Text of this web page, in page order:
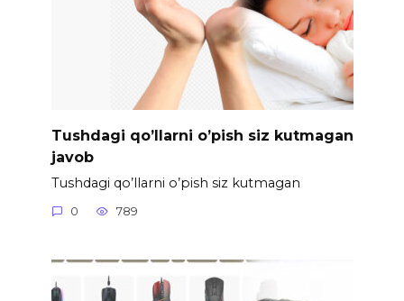
Tushdagi qo’llarni o’pish siz kutmagan
javob
Tushdagi qo’llarni o’pish siz kutmagan
0 789